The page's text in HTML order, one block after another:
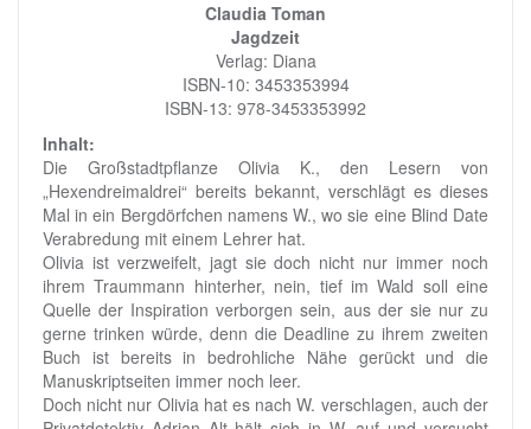
Claudia Toman
Jagdzeit
Verlag: Diana
ISBN-10: 3453353994
ISBN-13: 978-3453353992
Inhalt:
Die Großstadtpflanze Olivia K., den Lesern von
„Hexendreimaldrei“ bereits bekannt, verschlägt es dieses
Mal in ein Bergdörfchen namens W., wo sie eine Blind Date
Verabredung mit einem Lehrer hat.
Olivia ist verzweifelt, jagt sie doch nicht nur immer noch
ihrem Traummann hinterher, nein, tief im Wald soll eine
Quelle der Inspiration verborgen sein, aus der sie nur zu
gerne trinken würde, denn die Deadline zu ihrem zweiten
Buch ist bereits in bedrohliche Nähe gerückt und die
Manuskriptseiten immer noch leer.
Doch nicht nur Olivia hat es nach W. verschlagen, auch der